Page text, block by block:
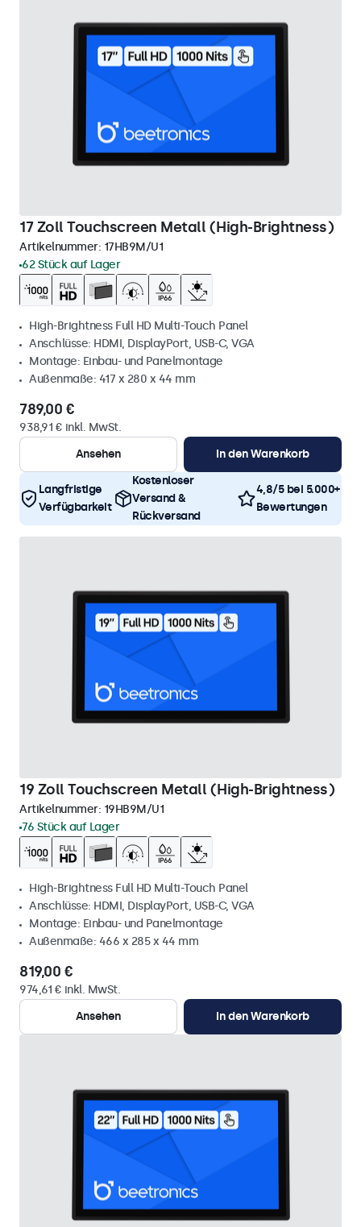
17 Zoll Touchscreen Metall (High-Brightness)
Artikelnummer: 17HB9M/U1
62 Stück auf Lager
High-Brightness Full HD Multi-Touch Panel
Anschlüsse: HDMI, DisplayPort, USB-C, VGA
Montage: Einbau- und Panelmontage
Außenmaße: 417 x 280 x 44 mm
789,00 €
938,91 € inkl. MwSt.
Ansehen
In den Warenkorb
Langfristige
Verfügbarkeit
Kostenloser
Versand &
Rückversand
4,8/5 bei 5.000+
Bewertungen
19 Zoll Touchscreen Metall (High-Brightness)
Artikelnummer: 19HB9M/U1
76 Stück auf Lager
High-Brightness Full HD Multi-Touch Panel
Anschlüsse: HDMI, DisplayPort, USB-C, VGA
Montage: Einbau- und Panelmontage
Außenmaße: 466 x 285 x 44 mm
819,00 €
974,61 € inkl. MwSt.
Ansehen
In den Warenkorb